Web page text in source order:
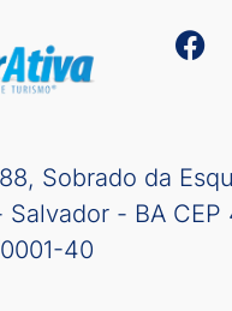
Sobrado da
- BA CEP
40